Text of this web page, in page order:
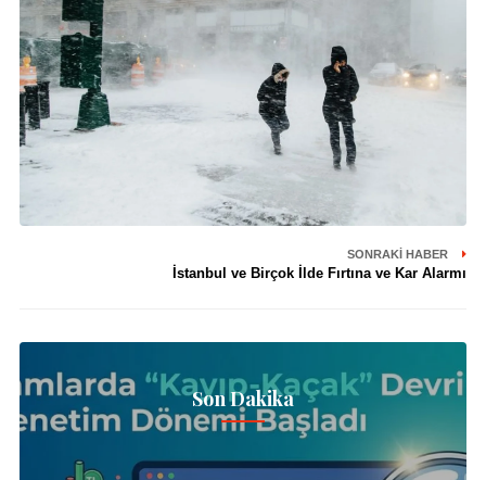
SONRAKI HABER
İstanbul ve Birçok İlde Fırtına ve Kar Alarmı
Son Dakika